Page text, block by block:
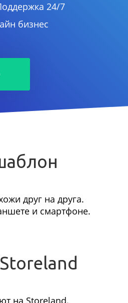
24/7
бизнес
друг на друга.
и смартфоне.
на Storeland.